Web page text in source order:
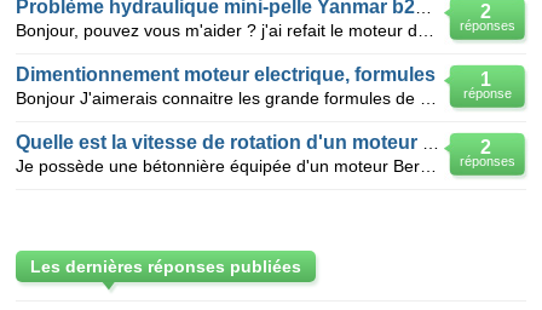
2
réponses
1
réponse
Dimentionnement moteur electrique, formules
2
réponses
Les dernières réponses publiées